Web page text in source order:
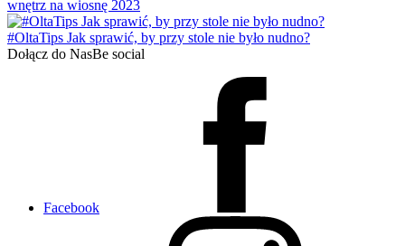
wnętrz na wiosnę 2023
#OltaTips Jak sprawić, by przy stole nie było nudno?
Dołącz do NasBe social
Facebook